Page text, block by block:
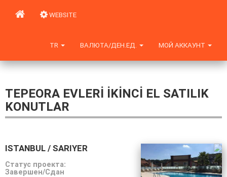
WEBSITE
МОЙ АККАУНТ
ВАЛЮТА/ДЕН.ЕД.
TR
TEPEORA EVLERİ İKİNCİ EL SATILIK
KONUTLAR
ISTANBUL / SARIYER
Статус проекта:
Завершен/Сдан